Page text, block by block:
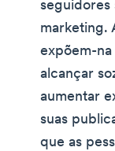
seguidores
marketing.
expõem-
alcançar
aumentar
suas
que as